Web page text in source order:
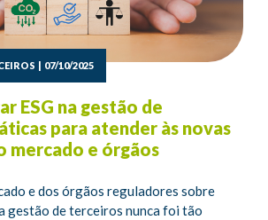
07/10/2025
ESG na gestão de
para atender às novas
mercado e órgãos
e dos órgãos reguladores sobre
gestão de terceiros nunca foi tão